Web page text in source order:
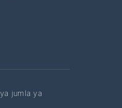
jumla ya